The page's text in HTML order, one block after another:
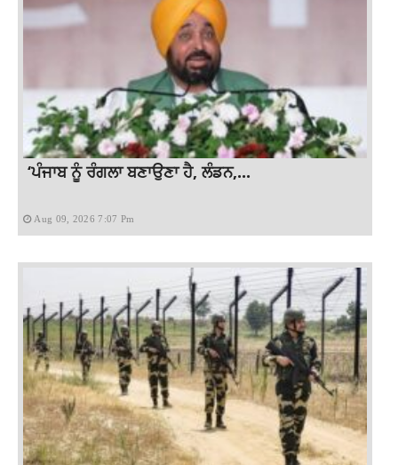
‘ਪੰਜਾਬ ਨੂੰ ਰੰਗਲਾ ਬਣਾਉਣਾ ਹੈ, ਲੰਡਨ,...
Aug 09, 2026 7:07 Pm